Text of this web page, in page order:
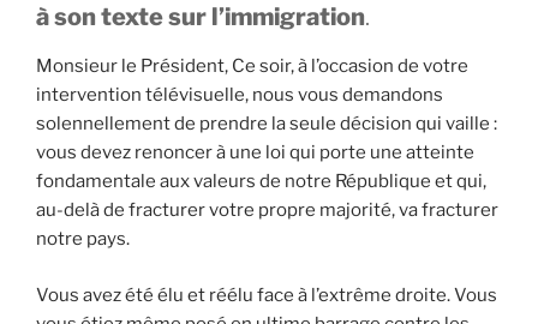
à son texte sur l’immigration.
Monsieur le Président, Ce soir, à l’occasion de votre
intervention télévisuelle, nous vous demandons
solennellement de prendre la seule décision qui vaille :
vous devez renoncer à une loi qui porte une atteinte
fondamentale aux valeurs de notre République et qui,
au-delà de fracturer votre propre majorité, va fracturer
notre pays.
Vous avez été élu et réélu face à l’extrême droite. Vous